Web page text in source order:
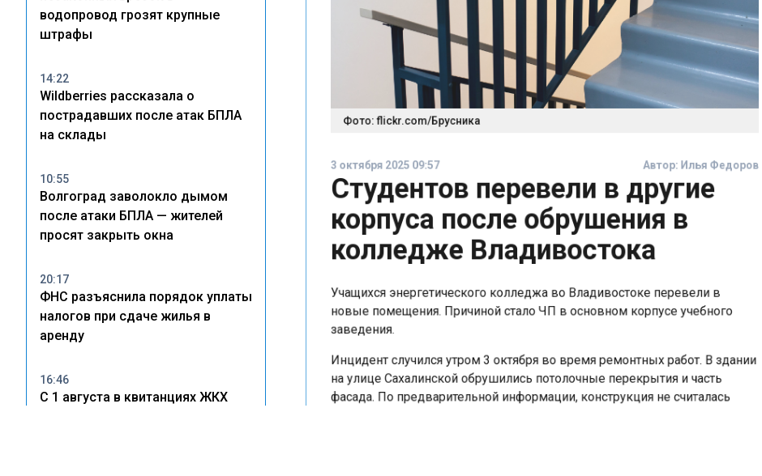
водопровод грозят крупные
штрафы
14:22
Wildberries рассказала о
пострадавших после атак БПЛА
на склады
10:55
Волгоград заволокло дымом
после атаки БПЛА — жителей
просят закрыть окна
20:17
ФНС разъяснила порядок уплаты
налогов при сдаче жилья в
аренду
16:46
С 1 августа в квитанциях ЖКХ
Фото: flickr.com/Брусника
Студентов перевели в другие
корпуса после обрушения в
колледже Владивостока
Учащихся энергетического колледжа во Владивостоке перевели в
новые помещения. Причиной стало ЧП в основном корпусе учебного
заведения.
Инцидент случился утром 3 октября во время ремонтных работ. В здании
на улице Сахалинской обрушились потолочные перекрытия и часть
фасада. По предварительной информации, конструкция не считалась